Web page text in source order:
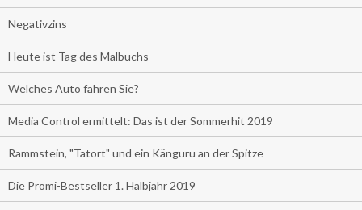
Negativzins
Heute ist Tag des Malbuchs
Welches Auto fahren Sie?
Media Control ermittelt: Das ist der Sommerhit 2019
Rammstein, "Tatort" und ein Känguru an der Spitze
Die Promi-Bestseller 1. Halbjahr 2019